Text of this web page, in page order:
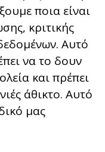
ποια είναι
κριτικής
Αυτό
να το δουν
και πρέπει
άθικτο. Αυτό
μας